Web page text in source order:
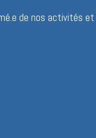
de nos activités et